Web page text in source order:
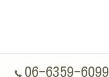
06-6359-6099